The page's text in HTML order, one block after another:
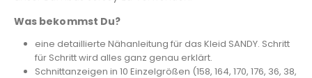
Was bekommst Du?
eine detaillierte Nähanleitung für das Kleid SANDY. Schritt
für Schritt wird alles ganz genau erklärt.
Schnittanzeigen in 10 Einzelgrößen (158, 164, 170, 176, 36, 38,